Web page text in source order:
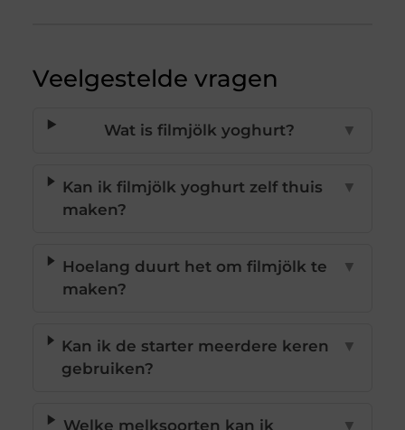
Veelgestelde vragen
Wat is filmjölk yoghurt? ▼
Kan ik filmjölk yoghurt zelf thuis
maken?
▼
Hoelang duurt het om filmjölk te
maken?
▼
Kan ik de starter meerdere keren
gebruiken?
▼
Welke melksoorten kan ik
▼